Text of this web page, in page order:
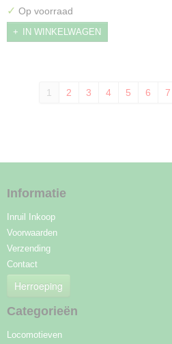
✓ Op voorraad
IN WINKELWAGEN
1 2 3 4 5 6 7
Informatie
Inruil Inkoop
Voorwaarden
Verzending
Contact
Herroeping
Categorieën
Locomotieven